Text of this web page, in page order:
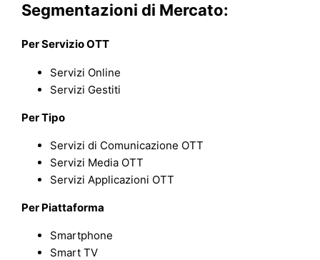
Segmentazioni di Mercato:
Per Servizio OTT
Servizi Online
Servizi Gestiti
Per Tipo
Servizi di Comunicazione OTT
Servizi Media OTT
Servizi Applicazioni OTT
Per Piattaforma
Smartphone
Smart TV